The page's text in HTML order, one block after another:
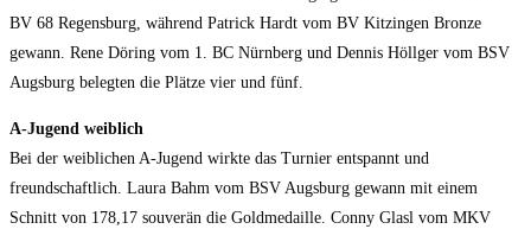
BV 68 Regensburg, während Patrick Hardt vom BV Kitzingen Bronze
gewann. Rene Döring vom 1. BC Nürnberg und Dennis Höllger vom BSV
Augsburg belegten die Plätze vier und fünf.
A-Jugend weiblich
Bei der weiblichen A-Jugend wirkte das Turnier entspannt und
freundschaftlich. Laura Bahm vom BSV Augsburg gewann mit einem
Schnitt von 178,17 souverän die Goldmedaille. Conny Glasl vom MKV